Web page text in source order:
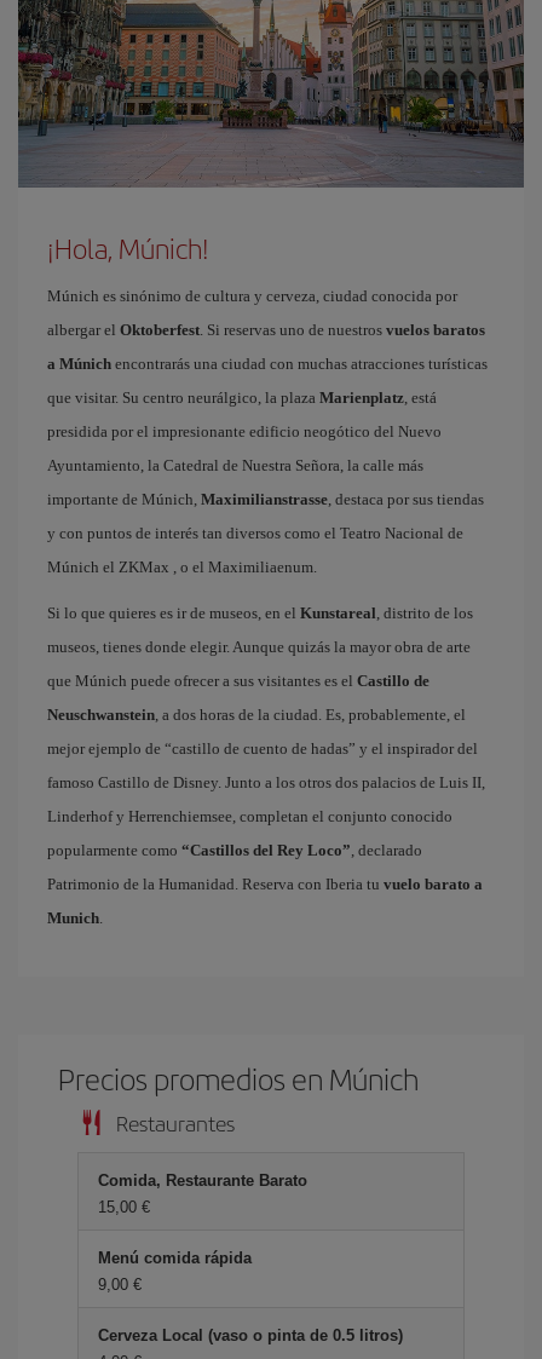
¡Hola, Múnich!
Múnich es sinónimo de cultura y cerveza, ciudad conocida por
albergar el Oktoberfest. Si reservas uno de nuestros vuelos baratos
a Múnich encontrarás una ciudad con muchas atracciones turísticas
que visitar. Su centro neurálgico, la plaza Marienplatz, está
presidida por el impresionante edificio neogótico del Nuevo
Ayuntamiento, la Catedral de Nuestra Señora, la calle más
importante de Múnich, Maximilianstrasse, destaca por sus tiendas
y con puntos de interés tan diversos como el Teatro Nacional de
Múnich el ZKMax , o el Maximiliaenum.
Si lo que quieres es ir de museos, en el Kunstareal, distrito de los
museos, tienes donde elegir. Aunque quizás la mayor obra de arte
que Múnich puede ofrecer a sus visitantes es el Castillo de
Neuschwanstein, a dos horas de la ciudad. Es, probablemente, el
mejor ejemplo de “castillo de cuento de hadas” y el inspirador del
famoso Castillo de Disney. Junto a los otros dos palacios de Luis II,
Linderhof y Herrenchiemsee, completan el conjunto conocido
popularmente como “Castillos del Rey Loco”, declarado
Patrimonio de la Humanidad. Reserva con Iberia tu vuelo barato a
Munich.
Precios promedios en Múnich
Restaurantes
Comida, Restaurante Barato
15,00 €
Menú comida rápida
9,00 €
Cerveza Local (vaso o pinta de 0.5 litros)